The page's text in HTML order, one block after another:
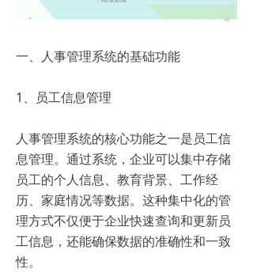
一、人事管理系统的基础功能
1、员工信息管理
人事管理系统的核心功能之一是员工信
息管理。通过系统，企业可以集中存储
员工的个人信息、教育背景、工作经
历、家庭情况等数据。这种集中化的管
理方式不仅便于企业快速查询和更新员
工信息，还能确保数据的准确性和一致
性。